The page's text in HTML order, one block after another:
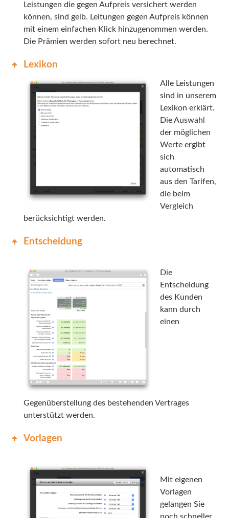
Leistungen die gegen Aufpreis versichert werden
können, sind gelb. Leitungen gegen Aufpreis können
mit einem einfachen Klick hinzugenommen werden.
Die Prämien werden sofort neu berechnet.
Lexikon
Alle Leistungen
sind in unserem
Lexikon erklärt.
Die Auswahl
der möglichen
Werte ergibt
sich
automatisch
aus den Tarifen,
die beim
Vergleich
berücksichtigt werden.
Entscheidung
Die
Entscheidung
des Kunden
kann durch
einen
Gegenüberstellung des bestehenden Vertrages
unterstützt werden.
Vorlagen
Mit eigenen
Vorlagen
gelangen Sie